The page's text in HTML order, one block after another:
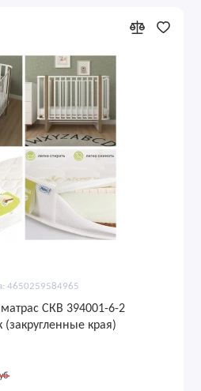
4650259584965
СКВ 394001-6-2
края)